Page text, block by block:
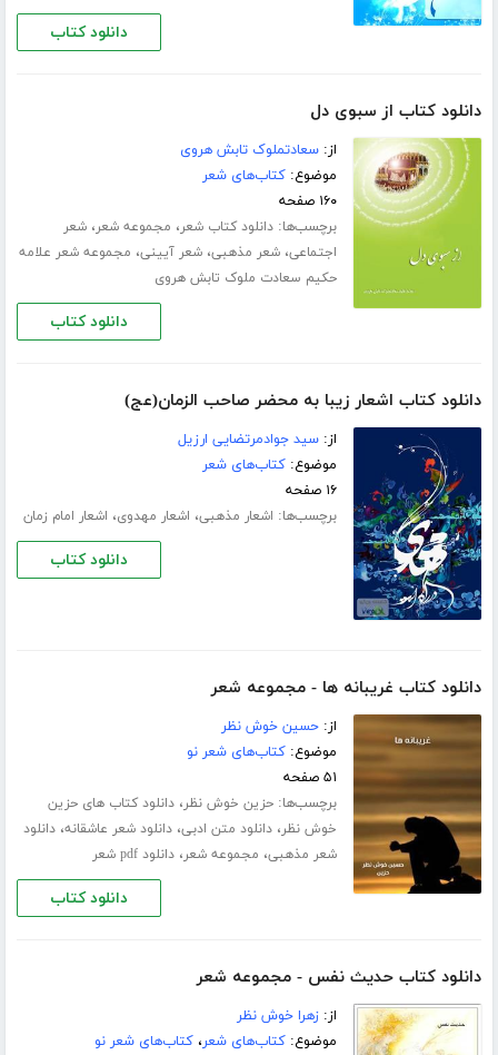
دانلود کتاب
دانلود کتاب از سبوی دل
از:سعادتملوک تابش هروی
موضوع:کتاب‌های شعر
۱۶۰ صفحه
برچسب‌ها:دانلود کتاب شعر، مجموعه شعر،شعر
اجتماعی،شعر مذهبی،شعر آیینی، مجموعه شعر علامه
حکیم سعادت ملوک تابش هروی
دانلود کتاب
دانلود کتاب اشعار زیبا به محضر صاحب الزمان(عج)
از:سید جوادمرتضایی ارزیل
موضوع:کتاب‌های شعر
۱۶ صفحه
برچسب‌ها: اشعار مذهبی، اشعار مهدوی، اشعار امام زمان
دانلود کتاب
دانلود کتاب غریبانه ها - مجموعه شعر
از:حسین خوش نظر
موضوع:کتاب‌های شعر نو
۵۱ صفحه
برچسب‌ها:حزین خوش نظر،دانلود کتاب های حزین
خوش نظر،دانلود متن ادبی،دانلود شعر عاشقانه،دانلود
شعر مذهبی، مجموعه شعر،دانلود pdf شعر
دانلود کتاب
دانلود کتاب حدیث نفس - مجموعه شعر
از:زهرا خوش نظر
موضوع:کتاب‌های شعر،کتاب‌های شعر نو